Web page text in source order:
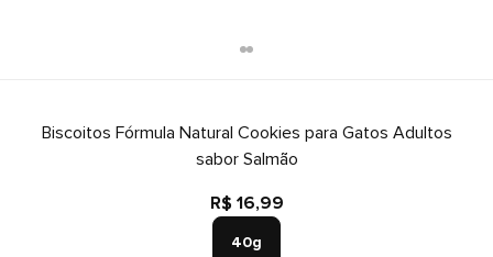
Biscoitos Fórmula Natural Cookies para Gatos Adultos
sabor Salmão
R$ 16,99
40g